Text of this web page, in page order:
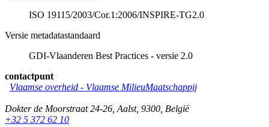
ISO 19115/2003/Cor.1:2006/INSPIRE-TG2.0
Versie metadatastandaard
GDI-Vlaanderen Best Practices - versie 2.0
contactpunt
Vlaamse overheid - Vlaamse MilieuMaatschappij
Dokter de Moorstraat 24-26 Aalst, 9300 België
+32 5 372 62 10